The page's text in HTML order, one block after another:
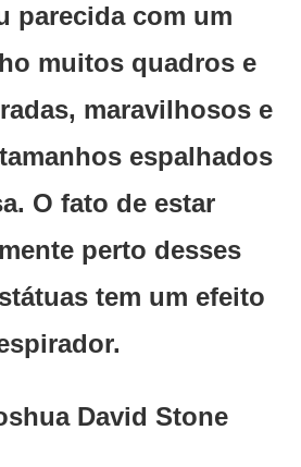
parecida com um
muitos quadros e
maravilhosos e
espalhados
O fato de estar
perto desses
tem um efeito
David Stone